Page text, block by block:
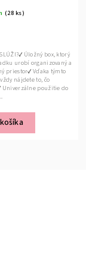
(28 ks)
SLÚŽI?✔ Úložný box, ktorý
urobí organizovaný a
priestor✔ Vďaka týmto
nájdete to, čo
Univerzálne použitie do